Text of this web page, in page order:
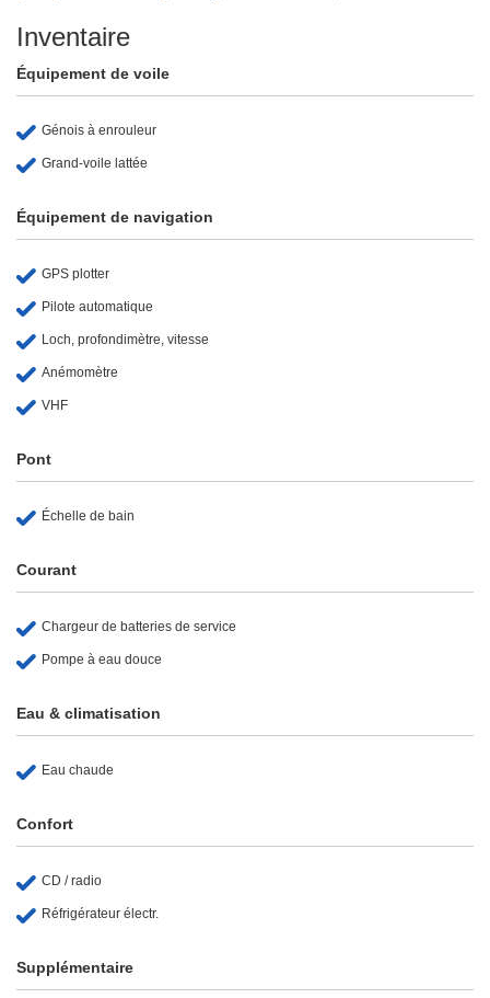
Inventaire
Équipement de voile
Génois à enrouleur
Grand-voile lattée
Équipement de navigation
GPS plotter
Pilote automatique
Loch, profondimètre, vitesse
Anémomètre
VHF
Pont
Échelle de bain
Courant
Chargeur de batteries de service
Pompe à eau douce
Eau & climatisation
Eau chaude
Confort
CD / radio
Réfrigérateur électr.
Supplémentaire